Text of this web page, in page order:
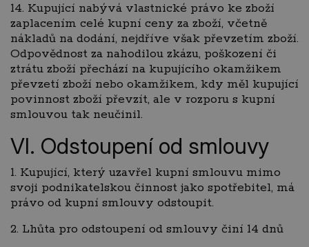
14. Kupující nabývá vlastnické právo ke zboží
zaplacením celé kupní ceny za zboží, včetně
nákladů na dodání, nejdříve však převzetím zboží.
Odpovědnost za nahodilou zkázu, poškození či
ztrátu zboží přechází na kupujícího okamžikem
převzetí zboží nebo okamžikem, kdy měl kupující
povinnost zboží převzít, ale v rozporu s kupní
smlouvou tak neučinil.
VI. Odstoupení od smlouvy
1. Kupující, který uzavřel kupní smlouvu mimo
svoji podnikatelskou činnost jako spotřebitel, má
právo od kupní smlouvy odstoupit.
2. Lhůta pro odstoupení od smlouvy činí 14 dnů